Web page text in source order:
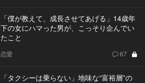
「僕が教えて、成長させてあげる」14歳年
下の女にハマった男が、こっそり企んでい
たこと
恋愛 67
「タクシーは乗らない」地味な“富裕層”の